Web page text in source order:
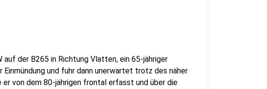
auf der B265 in Richtung Vlatten, ein 65-jähriger
und fuhr dann unerwartet trotz des näher
er von dem 80-jährigen frontal erfasst und über die